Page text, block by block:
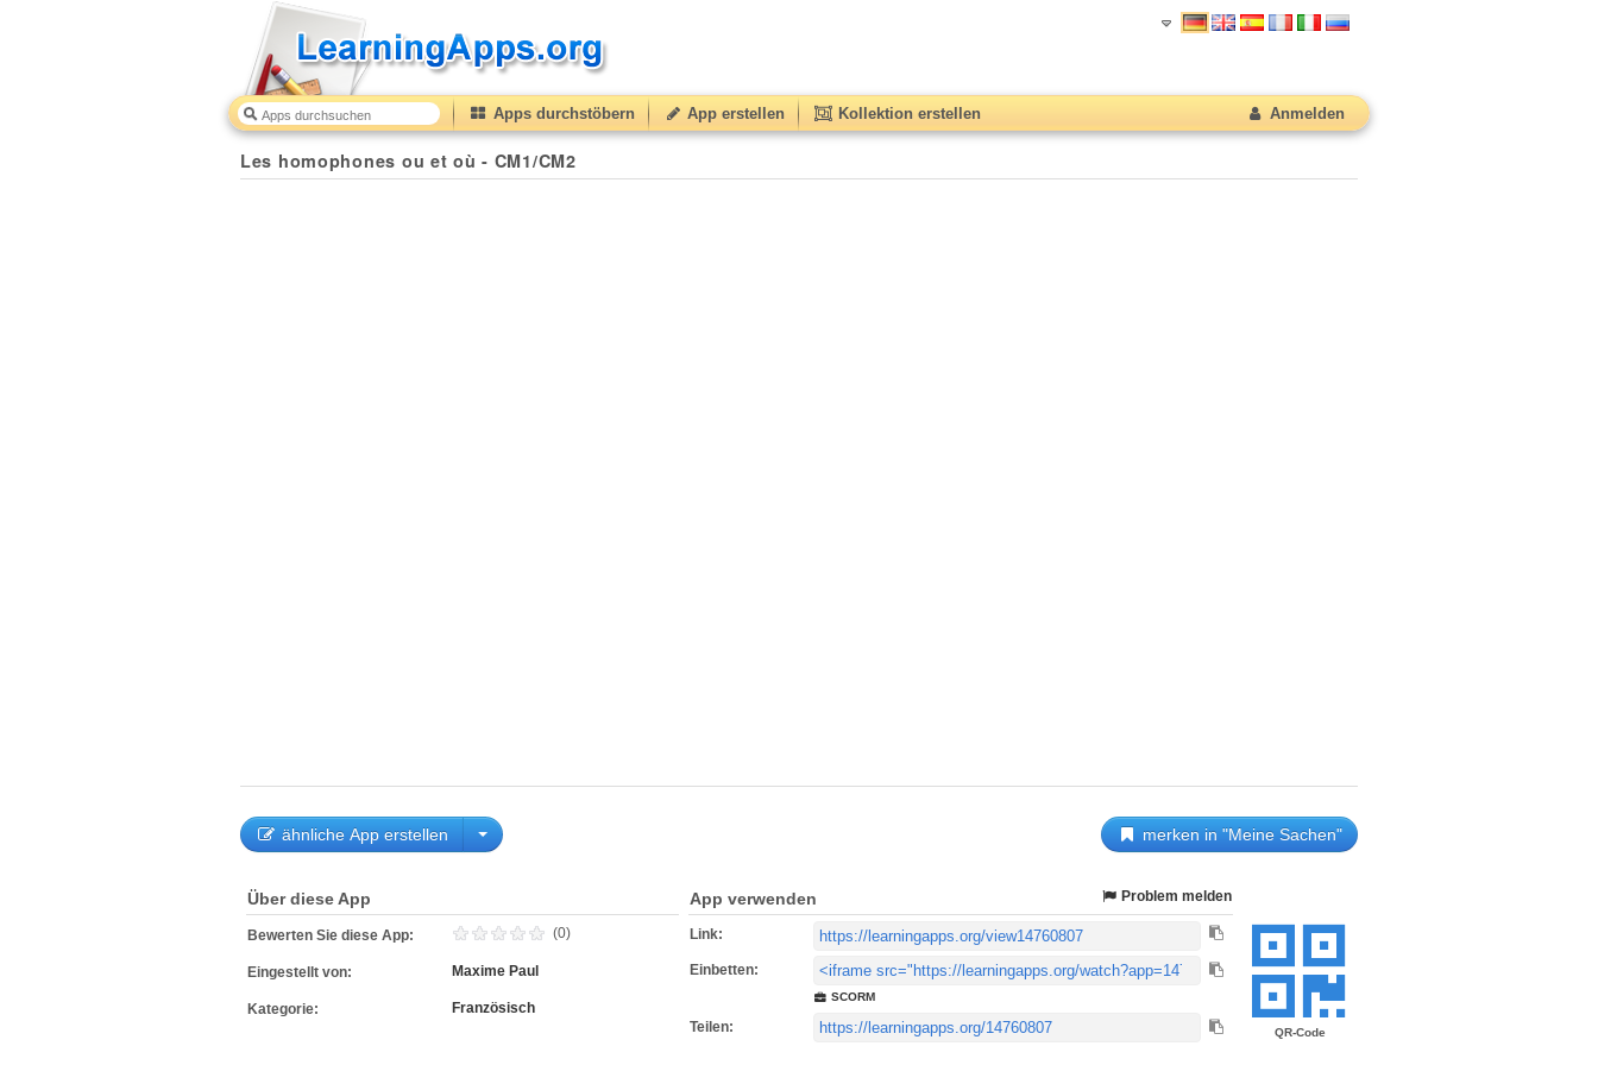
Apps durchstöbern App erstellen Kollektion erstellen Anmelden
Les homophones ou et où - CM1/CM2
ähnliche App erstellen merken in "Meine Sachen"
QR-Code
Über diese App
Bewerten Sie diese App: (0)
Eingestellt von: Maxime Paul
Kategorie: Französisch
App verwenden Problem melden
Link:
Einbetten:
SCORM
Teilen: